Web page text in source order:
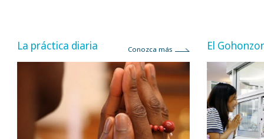
La práctica diaria Conozca más El